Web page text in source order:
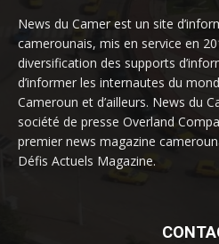
News du Camer est un site
camerounais, mis en service en
diversification des supports
d’informer les internautes du
Cameroun et d’ailleurs. News du
société de presse Overland
premier news magazine
Défis Actuels Magazine.